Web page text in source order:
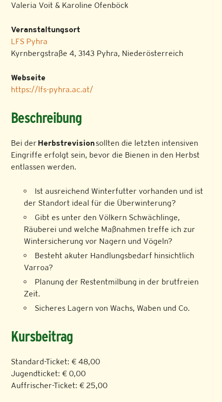
Valeria Voit & Karoline Ofenböck
Veranstaltungsort
LFS Pyhra
Kyrnbergstraße 4, 3143 Pyhra, Niederösterreich
Webseite
https://lfs-pyhra.ac.at/
Beschreibung
Bei der Herbstrevisionsollten die letzten intensiven
Eingriffe erfolgt sein, bevor die Bienen in den Herbst
entlassen werden.
Ist ausreichend Winterfutter vorhanden und ist
der Standort ideal für die Überwinterung?
Gibt es unter den Völkern Schwächlinge,
Räuberei und welche Maßnahmen treffe ich zur
Wintersicherung vor Nagern und Vögeln?
Besteht akuter Handlungsbedarf hinsichtlich
Varroa?
Planung der Restentmilbung in der brutfreien
Zeit.
Sicheres Lagern von Wachs, Waben und Co.
Kursbeitrag
Standard-Ticket: € 48,00
Jugendticket: € 0,00
Auffrischer-Ticket: € 25,00